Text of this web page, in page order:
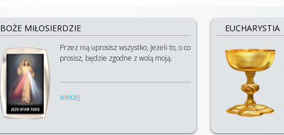
BOŻE MIŁOSIERDZIE
Przez nią uprosisz wszystko, jeżeli to, o co
prosisz, będzie zgodne z wolą moją.
wiecej
EUCHARYSTIA